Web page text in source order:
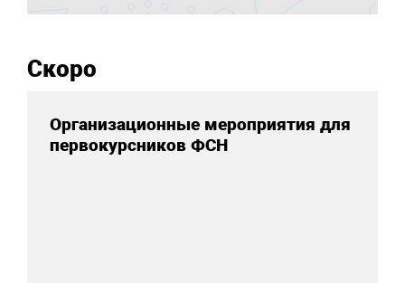
Скоро
Организационные мероприятия для
первокурсников ФСН